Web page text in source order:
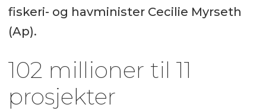
fiskeri- og havminister Cecilie Myrseth
(Ap).
102 millioner til 11
prosjekter